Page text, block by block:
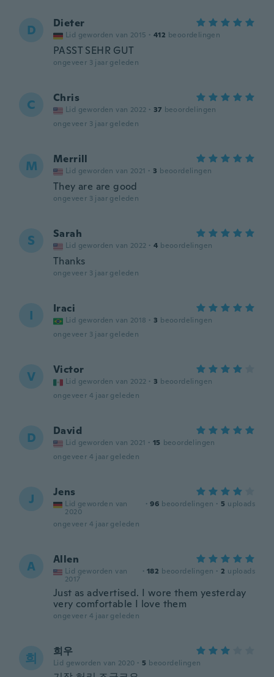
D Dieter
Lid geworden van 2015 · 412 beoordelingen
PASST SEHR GUT
ongeveer 3 jaar geleden
C Chris
Lid geworden van 2022 · 37 beoordelingen
ongeveer 3 jaar geleden
M Merrill
Lid geworden van 2021 · 3 beoordelingen
They are are good
ongeveer 3 jaar geleden
S Sarah
Lid geworden van 2022 · 4 beoordelingen
Thanks
ongeveer 3 jaar geleden
I Iraci
Lid geworden van 2018 · 3 beoordelingen
ongeveer 3 jaar geleden
V Victor
Lid geworden van 2022 · 3 beoordelingen
ongeveer 4 jaar geleden
D David
Lid geworden van 2021 · 15 beoordelingen
ongeveer 4 jaar geleden
J Jens
Lid geworden van
2020
· 96 beoordelingen · 5 uploads
ongeveer 4 jaar geleden
A Allen
Lid geworden van
2017
· 182 beoordelingen · 2 uploads
Just as advertised. I wore them yesterday
very comfortable I love them
ongeveer 4 jaar geleden
희 희우
Lid geworden van 2020 · 5 beoordelingen